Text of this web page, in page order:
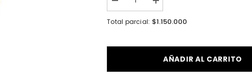
Error:
Missing
interpolation
cantidad
I18n
Error:
Missing
&quot;Aumentar
cantidad
Total parcial: $1.150.000
AÑADIR AL CARRITO